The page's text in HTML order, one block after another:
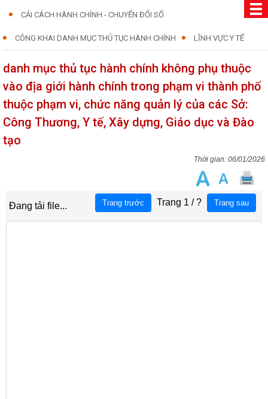
CẢI CÁCH HÀNH CHÍNH - CHUYỂN ĐỔI SỐ
CÔNG KHAI DANH MỤC THỦ TỤC HÀNH CHÍNH LĨNH VỰC Y TẾ
danh mục thủ tục hành chính không phụ thuộc
vào địa giới hành chính trong phạm vi thành phố
thuộc phạm vi, chức năng quản lý của các Sở:
Công Thương, Y tế, Xây dựng, Giáo dục và Đào
tạo
06/01/2026